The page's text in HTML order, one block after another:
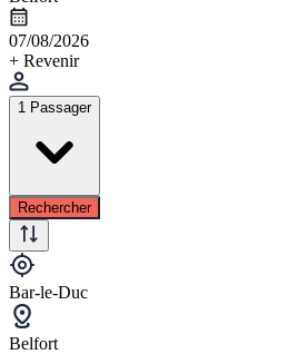
07/08/2026
+ Revenir
1 Passager
Rechercher
Bar-le-Duc
Belfort